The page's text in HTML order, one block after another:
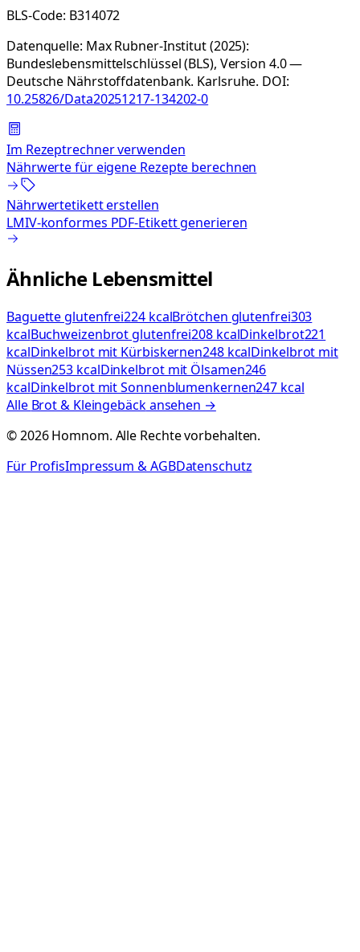
BLS-Code: B314072
Datenquelle: Max Rubner-Institut (2025):
Bundeslebensmittelschlüssel (BLS), Version 4.0 —
Deutsche Nährstoffdatenbank. Karlsruhe. DOI:
10.25826/Data20251217-134202-0
Im Rezeptrechner verwenden
Nährwerte für eigene Rezepte berechnen
Nährwertetikett erstellen
LMIV-konformes PDF-Etikett generieren
Ähnliche Lebensmittel
Baguette glutenfrei224 kcalBrötchen glutenfrei303
kcalBuchweizenbrot glutenfrei208 kcalDinkelbrot221
kcalDinkelbrot mit Kürbiskernen248 kcalDinkelbrot mit
Nüssen253 kcalDinkelbrot mit Ölsamen246
kcalDinkelbrot mit Sonnenblumenkernen247 kcal
Alle Brot & Kleingebäckansehen →
©2026Homnom. Alle Rechte vorbehalten.
Für ProfisImpressum & AGBDatenschutz